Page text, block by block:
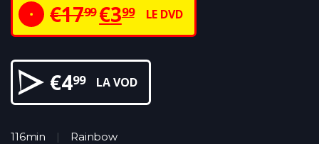
€1799 €399 LE DVD
€499 LA VOD
116min Rainbow